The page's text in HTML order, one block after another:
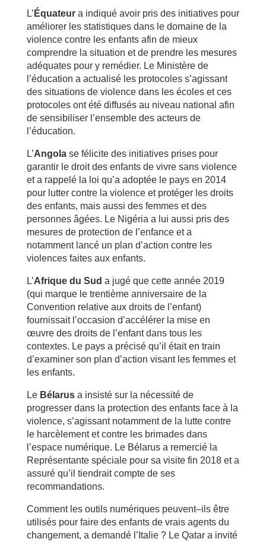
L’ Équateura indiqué avoir pris des initiatives pour
améliorer les statistiques dans le domaine de la
violence contre les enfants afin de mieux
comprendre la situation et de prendre les mesures
adéquates pour y remédier. Le Ministère de
l’éducation a actualisé les protocoles s’agissant
des situations de violence dans les écoles et ces
protocoles ont été diffusés au niveau national afin
de sensibiliser l’ensemble des acteurs de
l’éducation.
L’Angolase félicite des initiatives prises pour
garantir le droit des enfants de vivre sans violence
et a rappelé la loi qu’a adoptée le pays en 2014
pour lutter contre la violence et protéger les droits
des enfants, mais aussi des femmes et des
personnes âgées. Le Nigéria a lui aussi pris des
mesures de protection de l’enfance et a
notamment lancé un plan d’action contre les
violences faites aux enfants.
L’Afrique du Sud a jugé que cette année 2019
(qui marque le trentième anniversaire de la
Convention relative aux droits de l’enfant)
fournissait l’occasion d’accélérer la mise en
œuvre des droits de l’enfant dans tous les
contextes. Le pays a précisé qu’il était en train
d’examiner son plan d’action visant les femmes et
les enfants.
Le Bélarusa insisté sur la nécessité de
progresser dans la protection des enfants face à la
violence, s’agissant notamment de la lutte contre
le harcèlement et contre les brimades dans
l’espace numérique. Le Bélarus a remercié la
Représentante spéciale pour sa visite fin 2018 et a
assuré qu’il tiendrait compte de ses
recommandations.
Comment les outils numériques peuvent–ils être
utilisés pour faire des enfants de vrais agents du
changement, a demandé l’Italie ? Le Qatar a invité